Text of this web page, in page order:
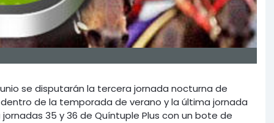
se disputarán la tercera jornada nocturna de
de la temporada de verano y la última jornada
35 y 36 de Quíntuple Plus con un bote de